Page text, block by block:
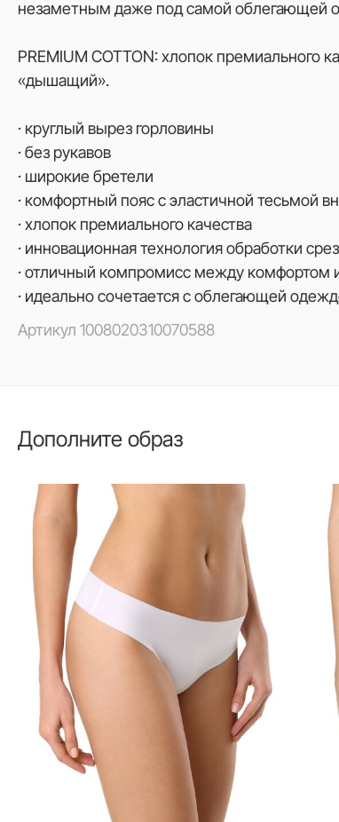
незаметным даже под самой облегающей
PREMIUM COTTON: хлопок премиального
«дышащий».
· круглый вырез горловины
· без рукавов
· широкие бретели
· комфортный пояс с эластичной тесьмой
· хлопок премиального качества
· инновационная технология обработки
· отличный компромисс между комфортом
· идеально сочетается с облегающей
Артикул 1008020310070588
Дополните образ